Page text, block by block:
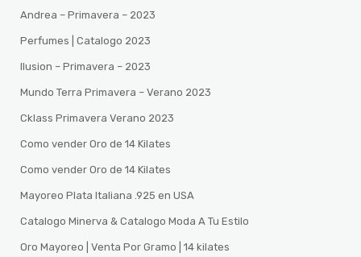
Andrea – Primavera – 2023
Perfumes | Catalogo 2023
Ilusion – Primavera – 2023
Mundo Terra Primavera – Verano 2023
Cklass Primavera Verano 2023
Como vender Oro de 14 Kilates
Como vender Oro de 14 Kilates
Mayoreo Plata Italiana .925 en USA
Catalogo Minerva & Catalogo Moda A Tu Estilo
Oro Mayoreo | Venta Por Gramo | 14 kilates